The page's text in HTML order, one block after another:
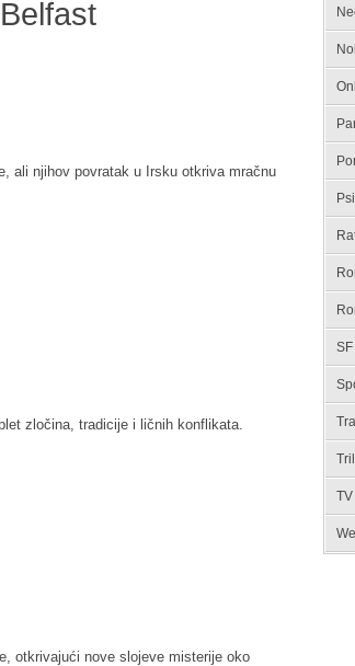
ali njihov povratak u Irsku otkriva mračnu
zločina, tradicije i ličnih konflikata.
otkrivajući nove slojeve misterije oko
SF
TV